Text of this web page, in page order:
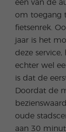
één van de
om toegang
fietsenrek.
jaar is het
deze
echter wel
is dat de
Doordat de
oude
aan 30